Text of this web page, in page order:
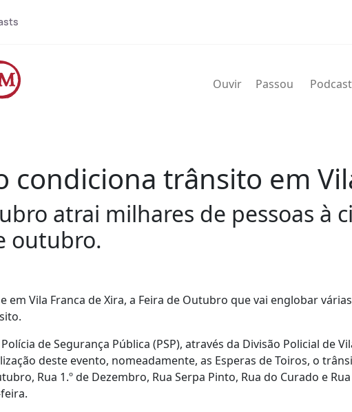
Ouvir Passou
condiciona trânsito em
atrai milhares de pessoas à
outubro.
em Vila Franca de Xira, a Feira de Outubro que vai englobar
de Segurança Pública (PSP), através da Divisão Policial de
deste evento, nomeadamente, as Esperas de Toiros, o
Rua 1.º de Dezembro, Rua Serpa Pinto, Rua do Curado e